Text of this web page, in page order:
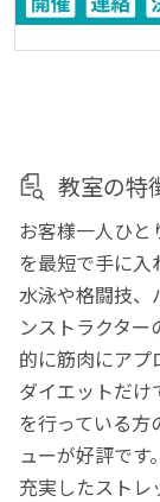
教室の特
お客様一人ひと
を最短で手に入
水泳や格闘技、
ンストラクタ
的に筋肉にアプ
ダイエットだけ
を行っている方
ューが好評です。
充実したスト